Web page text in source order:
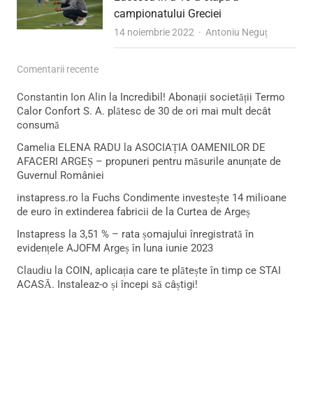
campionatului Greciei
14 noiembrie 2022 Author
Antoniu Neguț
Comentarii recente
Constantin Ion Alin la Incredibil! Abonații societății Termo
Calor Confort S. A. plătesc de 30 de ori mai mult decât
consumă
Camelia ELENA RADU la ASOCIAȚIA OAMENILOR DE
AFACERI ARGEȘ – propuneri pentru măsurile anunțate de
Guvernul României
instapress.ro la Fuchs Condimente investește 14 milioane
de euro în extinderea fabricii de la Curtea de Argeș
Instapress la 3,51 % – rata șomajului înregistrată în
evidențele AJOFM Argeș în luna iunie 2023
Claudiu la COIN, aplicația care te plătește în timp ce STAI
ACASĂ. Instaleaz-o și începi să câștigi!